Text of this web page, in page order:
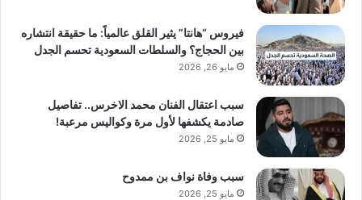
فيروس “هانتا” يثير القلق عالمياً: ما حقيقة انتشاره
بين الحجاج؟ والسلطات السعودية تحسم الجدل
مايو 26, 2026
سبب اعتقال الفنان محمد الاخرس.. تفاصيل
صادمة يكشفها لأول مرة وكواليس مرعبة!
مايو 25, 2026
سبب وفاة نواف بن ممدوح
مايو 25, 2026